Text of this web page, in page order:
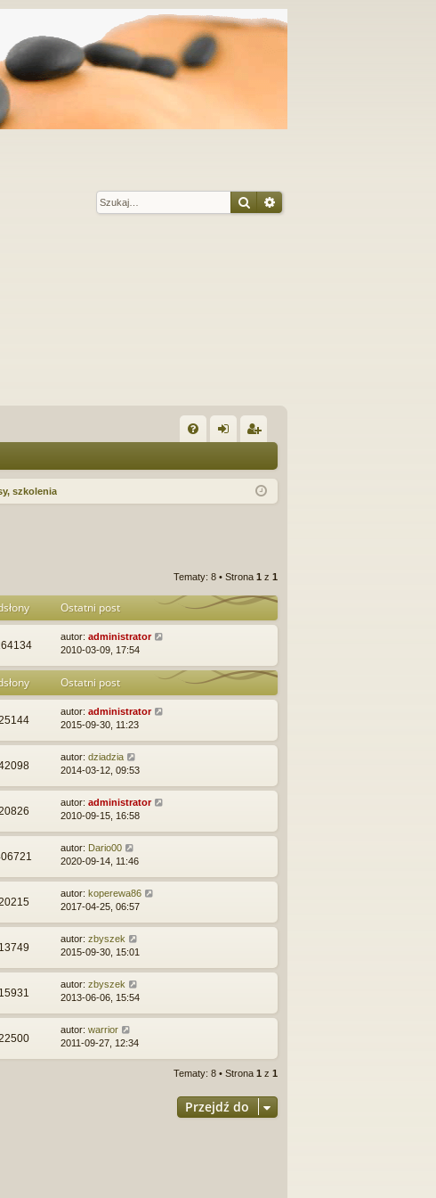
Szukaj
Q og ej
szkolenia
Tematy: 8 • Strona 1 z 1
Ostatni post
autor: administrator
2010-03-09, 17:54
Ostatni post
autor: administrator
2015-09-30, 11:23
autor: dziadzia
2014-03-12, 09:53
autor: administrator
2010-09-15, 16:58
autor: Dario00
2020-09-14, 11:46
autor: koperewa86
2017-04-25, 06:57
13749
autor: zbyszek
2015-09-30, 15:01
15931
autor: zbyszek
2013-06-06, 15:54
autor: warrior
2011-09-27, 12:34
Tematy: 8 • Strona 1 z 1
Przejdź do